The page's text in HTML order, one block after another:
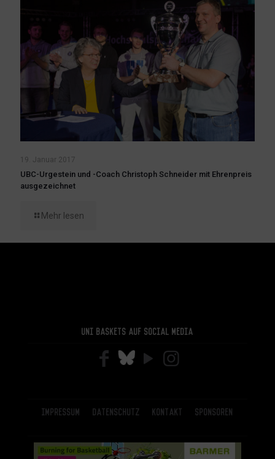
19. Januar 2017
UBC-Urgestein und -Coach Christoph Schneider mit Ehrenpreis
ausgezeichnet
Mehr lesen
Uni Baskets auf Social Media
Impressum Datenschutz Kontakt Sponsoren